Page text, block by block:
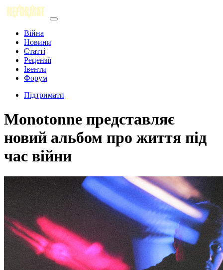
Війна
Новини
Статті
Рецензії
Івенти
Форум
Підтримати
Monotonne представляє
новий альбом про життя під
час війни